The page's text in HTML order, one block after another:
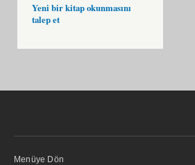
Yeni bir kitap okunmasını
talep et
Menüye Dön